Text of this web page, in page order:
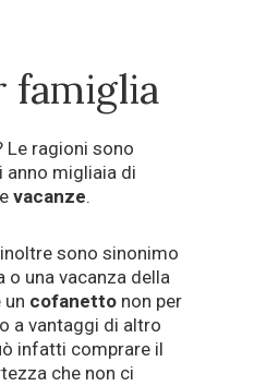
famiglia
Le ragioni sono
anno migliaia di
vacanze.
sono sinonimo
o una vacanza della
cofanetto non per
a vantaggi di altro
infatti comprare il
che non ci